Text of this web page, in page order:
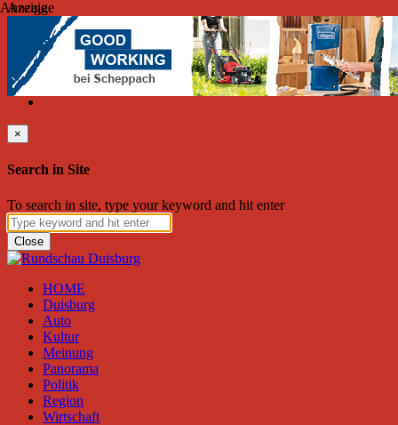
Samstag, August 08, 2026
Friend on Facebook Follow on Twitter Subscribe to RSS
Search
×
Search in Site
To search in site, type your keyword and hit enter
Close
HOME
Duisburg
Auto
Kultur
Meinung
Panorama
Politik
Region
Wirtschaft
Anzeige
Anzeige